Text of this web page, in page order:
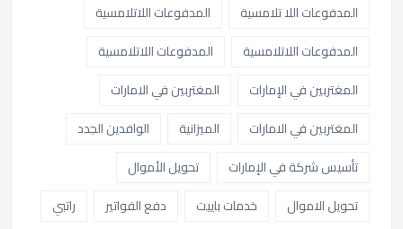
المدفوعات اللا تلامسية
المدفوعات اللاتلامسية
المدفوعات اللاتلامسية
المدفوعات اللاتلامسية
المغتربين في الإمارات
المغتربين في الامارات
المغتربين في الامارات
الميزانية
الوافدين الجدد
تأسيس شركة في الإمارات
تحويل الأموال
تحويل الاموال
خدمات باييت دفع الفواتير
راتبي